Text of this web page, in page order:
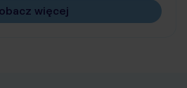
więcej